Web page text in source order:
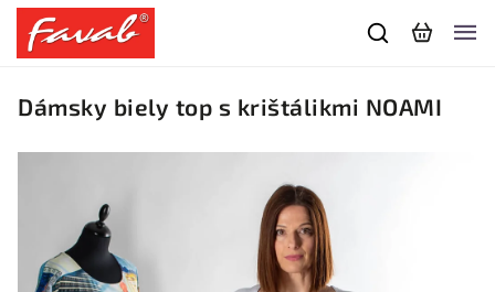
Dámsky biely top s krištálikmi NOAMI